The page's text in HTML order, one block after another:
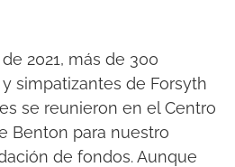
2021, más de 300
simpatizantes de Forsyth
se reunieron en el Centro
Benton para nuestro
de fondos. Aunque